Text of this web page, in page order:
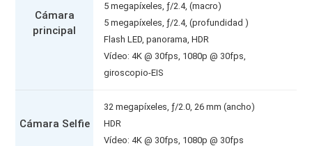
Cámara
principal
5 megapíxeles, ƒ/2.4, (macro)
5 megapíxeles, ƒ/2.4, (profundidad )
Flash LED, panorama, HDR
Vídeo: 4K @ 30fps, 1080p @ 30fps,
giroscopio-EIS
Cámara Selfie
32 megapíxeles, ƒ/2.0, 26 mm (ancho)
HDR
Vídeo: 4K @ 30fps, 1080p @ 30fps